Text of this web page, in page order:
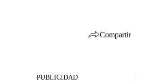
Compartir
PUBLICIDAD